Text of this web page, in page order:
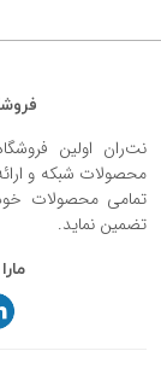
نت‌ران اولین
محصولات شبکه و
تمامی محصولات
تضمین نماید.